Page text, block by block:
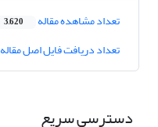
تعداد مشاهده مقاله 3,620
تعداد دریافت فایل اصل مقاله
دسترسی سریع